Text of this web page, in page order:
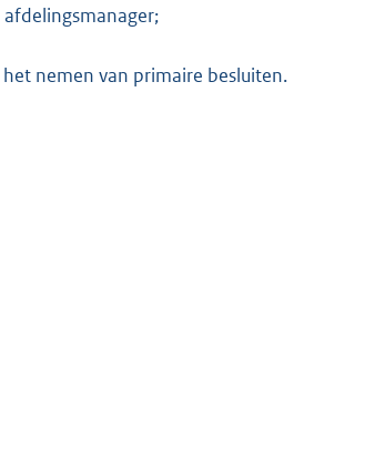
nemen van primaire besluiten.